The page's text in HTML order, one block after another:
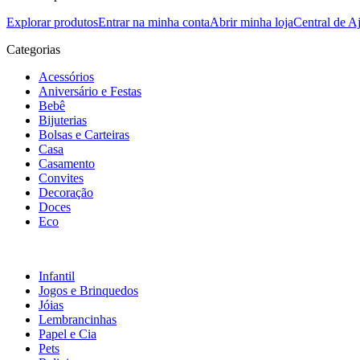
Explorar produtosEntrar na minha contaAbrir minha lojaCentral de
Categorias
Acessórios
Aniversário e Festas
Bebê
Bijuterias
Bolsas e Carteiras
Casa
Casamento
Convites
Decoração
Doces
Eco
Infantil
Jogos e Brinquedos
Jóias
Lembrancinhas
Papel e Cia
Pets